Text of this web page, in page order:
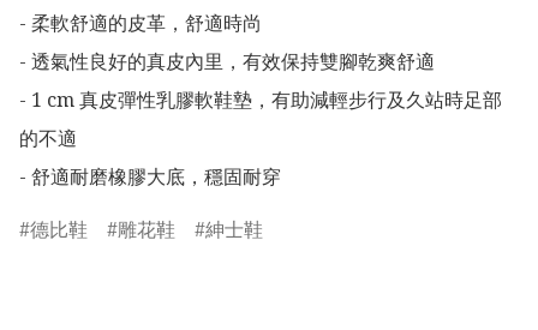
- 柔軟舒適的皮革，舒適時尚
- 透氣性良好的真皮內里，有效保持雙腳乾爽舒適
- 1 cm 真皮彈性乳膠軟鞋墊，有助減輕步行及久站時足部
的不適
- 舒適耐磨橡膠大底，穩固耐穿
德比鞋
雕花鞋 紳士鞋